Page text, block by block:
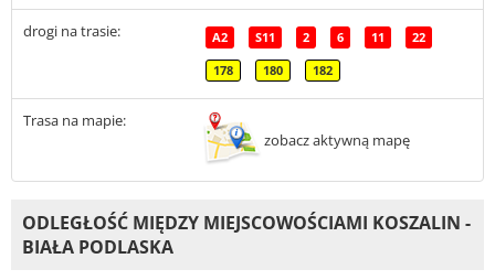
drogi na trasie: A2 S11 2 6 11 22
178 180 182
Trasa na mapie:
zobacz aktywną mapę
ODLEGŁOŚĆ MIĘDZY MIEJSCOWOŚCIAMI KOSZALIN -
BIAŁA PODLASKA